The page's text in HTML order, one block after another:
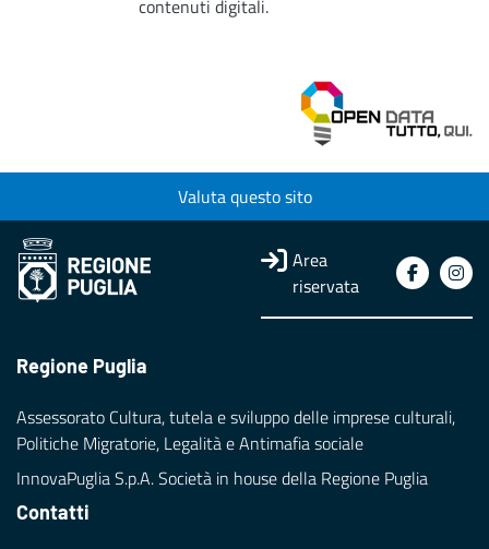
contenuti digitali.
Valuta questo sito
Area
riservata
Regione Puglia
Assessorato Cultura, tutela e sviluppo delle imprese culturali,
Politiche Migratorie, Legalità e Antimafia sociale
InnovaPuglia S.p.A. Società in house della Regione Puglia
Contatti